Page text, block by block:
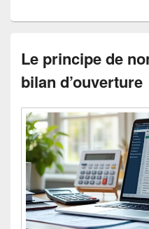
Le principe de
bilan d’ouverture